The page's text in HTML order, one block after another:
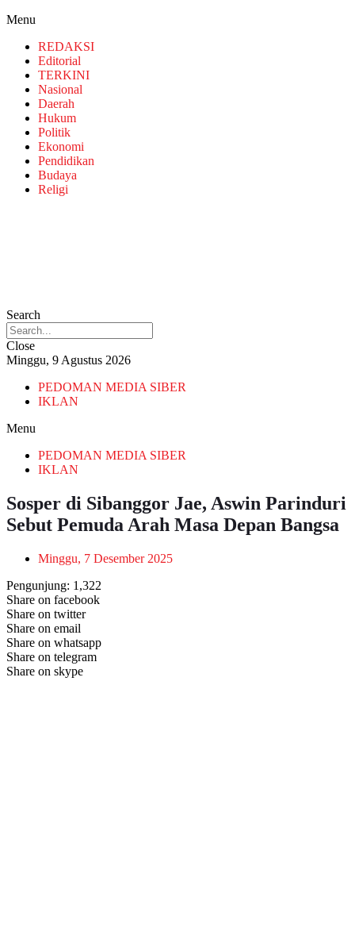
Menu
REDAKSI
Editorial
TERKINI
Nasional
Daerah
Hukum
Politik
Ekonomi
Pendidikan
Budaya
Religi
Search
Close
Minggu, 9 Agustus 2026
PEDOMAN MEDIA SIBER
IKLAN
Menu
PEDOMAN MEDIA SIBER
IKLAN
Sosper di Sibanggor Jae, Aswin Parinduri
Sebut Pemuda Arah Masa Depan Bangsa
Minggu, 7 Desember 2025
Pengunjung: 1,322
Share on facebook
Share on twitter
Share on email
Share on whatsapp
Share on telegram
Share on skype